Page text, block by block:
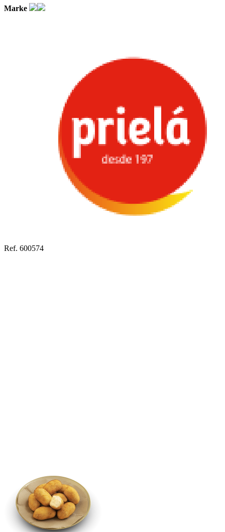
Marke
Ref. 600574